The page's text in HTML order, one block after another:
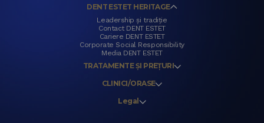
DENT ESTET HERITAGE
Leadership și tradiție
Contact DENT ESTET
Cariere DENT ESTET
Corporate Social Responsibility
Media DENT ESTET
TRATAMENTE ȘI PREȚURI
CLINICI/ORASE
Legal